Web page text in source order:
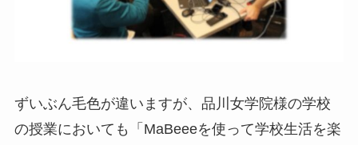
ずいぶん毛色が違いますが、品川女学院様の学校
の授業においても「MaBeeeを使って学校生活を楽